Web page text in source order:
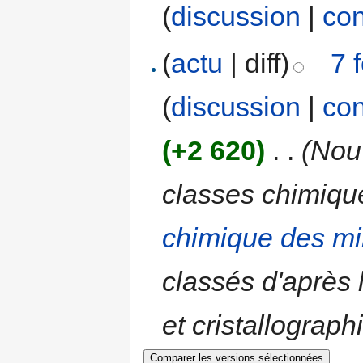
(discussion
(actu | diff)
7
(discussion |
(+2 620) . .
classes
chimique des
classés d'après
et